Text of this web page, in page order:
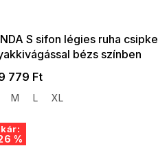
S sifon légies ruha csipke
bézs színben
779 Ft
M L XL
%